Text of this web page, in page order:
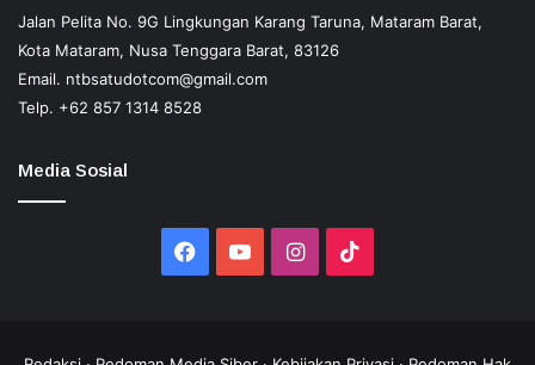
Jalan Pelita No. 9G Lingkungan Karang Taruna, Mataram Barat,
Kota Mataram, Nusa Tenggara Barat, 83126
Email. ntbsatudotcom@gmail.com
Telp. +62 857 1314 8528
Media Sosial
Facebook
YouTubeInstagram